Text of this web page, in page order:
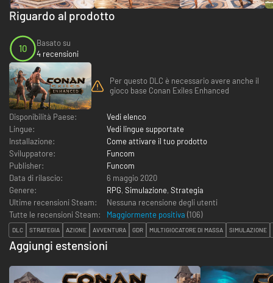
Riguardo al prodotto
10
Basato su
4 recensioni
Per questo DLC è necessario avere anche il
gioco base Conan Exiles Enhanced
Disponibilità Paese:
Vedi elenco
Lingue:
Vedi lingue supportate
Installazione:
Come attivare il tuo prodotto
Sviluppatore:
Funcom
Publisher:
Funcom
Data di rilascio:
6 maggio 2020
Genere:
RPG, Simulazione, Strategia
Ultime recensioni Steam:
Nessuna recensione degli utenti
Tutte le recensioni Steam:
Maggiormente positiva (106)
DLC STRATEGIA AZIONE AVVENTURA GDR MULTIGIOCATORE DI MASSA SIMULAZIONE
Aggiungi estensioni